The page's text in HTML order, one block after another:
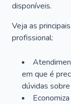
disponíveis.
Veja as
profissional:
em que é
dúvidas